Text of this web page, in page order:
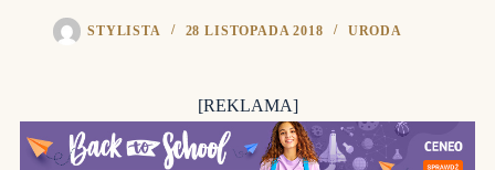
STYLISTA 28 LISTOPADA 2018 URODA
[REKLAMA]